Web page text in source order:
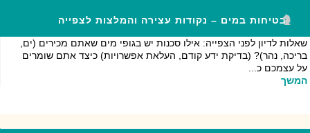
בטיחות במים – נקודות עצירה והמלצות לצפייה
שאלות לדיון לפני הצפייה: אילו סכנות יש בגופי מים שאתם מכירים (ים,
בריכה, נהר)? (בדיקת ידע קודם, העלאת אפשרויות) כיצד אתם שומרים
על עצמכם כ...
המשך